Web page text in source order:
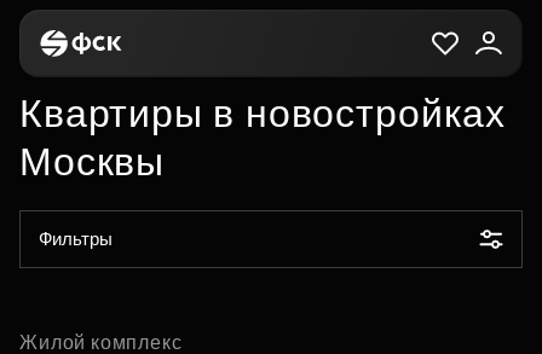
Квартиры в новостройках
Москвы
Фильтры
Жилой комплекс